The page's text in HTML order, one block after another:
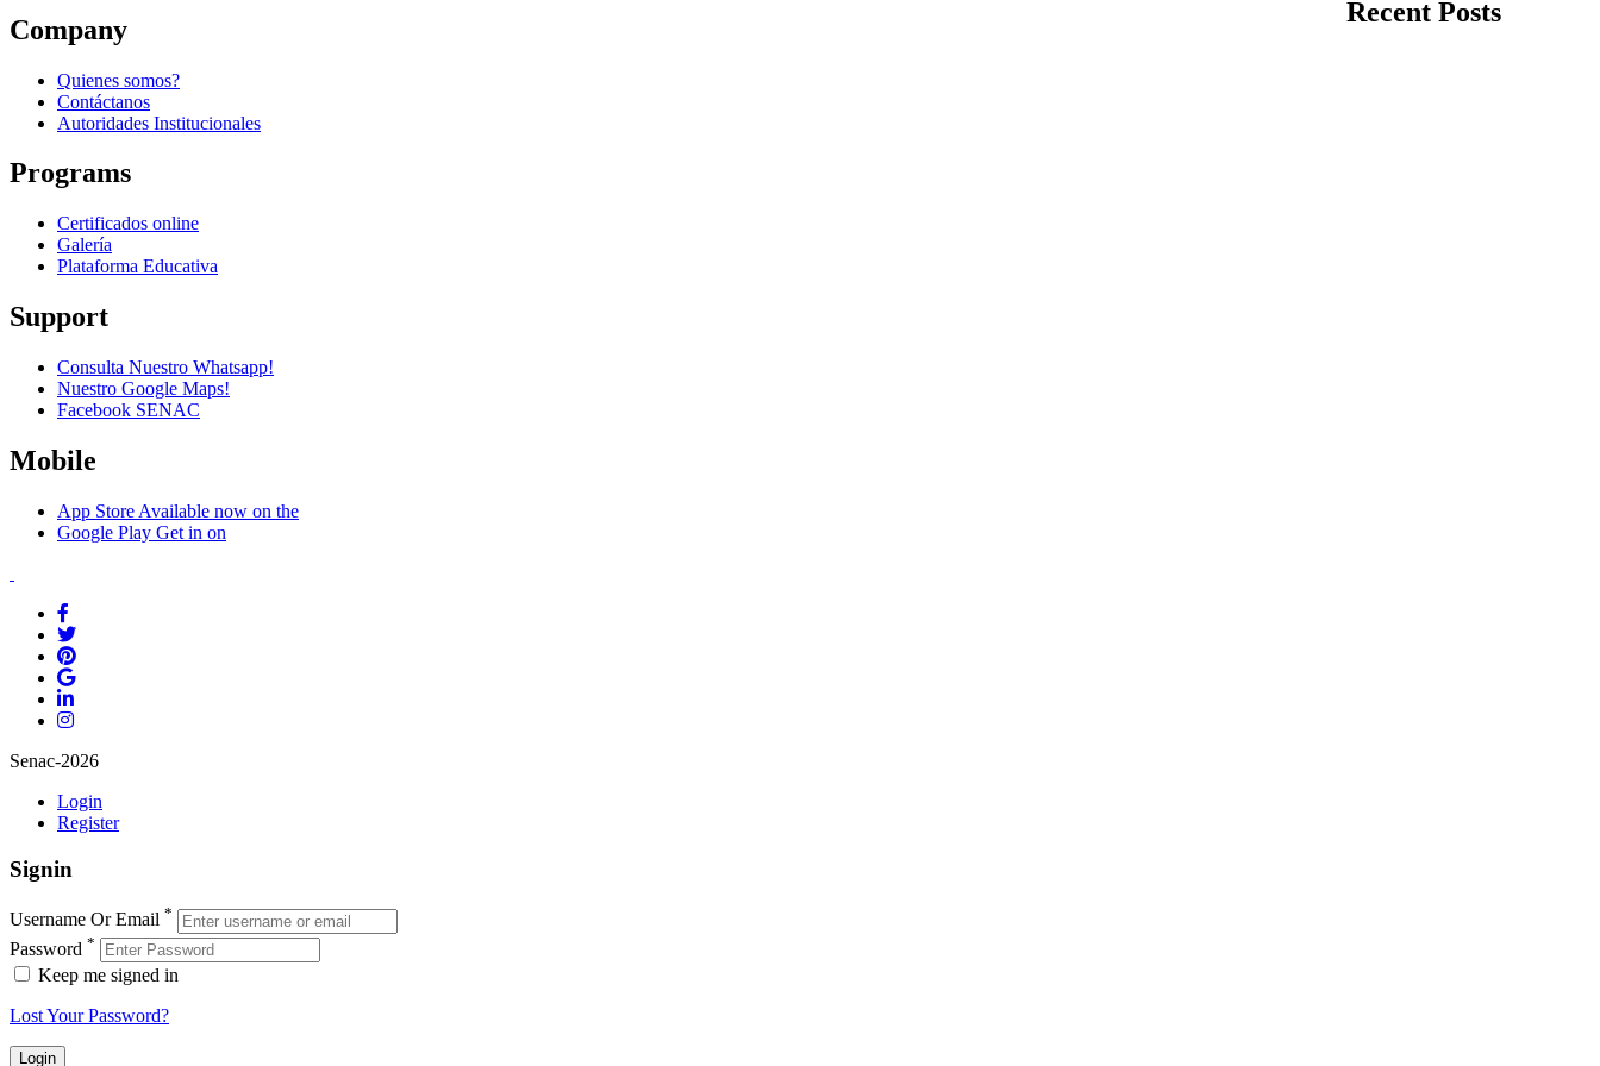
Recent Posts
Company
Quienes somos?
Contáctanos
Autoridades Institucionales
Programs
Certificados online
Galería
Plataforma Educativa
Support
Consulta Nuestro Whatsapp!
Nuestro Google Maps!
Facebook SENAC
Mobile
App Store Available now on the
Google Play Get in on
Senac-2026
Login
Register
Signin
Username Or Email *
Password *
Keep me signed in
Lost Your Password?